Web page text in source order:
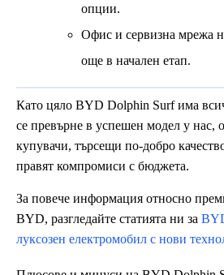
опции.
Офис и сервизна мрежа
още в начален етап.
Като цяло BYD Dolphin Surf има
се превърне в успешен модел у нас,
купувачи, търсещи по-добро
правят компромиси с бюджета.
За повече информация относно
BYD, разгледайте статията ни за
луксозен електромобил с нови